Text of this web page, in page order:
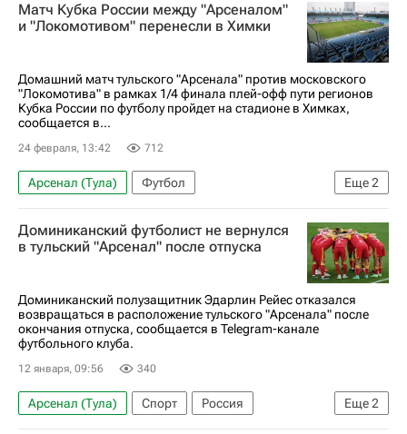
Дмитрий Каменщиков
Волга Первая лига
Матч Кубка России между "Арсеналом"
и "Локомотивом" перенесли в Химки
Домашний матч тульского "Арсенала" против московского
"Локомотива" в рамках 1/4 финала плей-офф пути регионов
Кубка России по футболу пройдет на стадионе в Химках,
сообщается в...
24 февраля, 13:42 712
Еще2
Арсенал (Тула)
Футбол
Кубок России по футболу
Локомотив (Москва)
Доминиканский футболист не вернулся
в тульский "Арсенал" после отпуска
Доминиканский полузащитник Эдарлин Рейес отказался
возвращаться в расположение тульского "Арсенала" после
окончания отпуска, сообщается в Telegram-канале
футбольного клуба.
12 января, 09:56 340
Еще2
Арсенал (Тула) Спорт
Россия